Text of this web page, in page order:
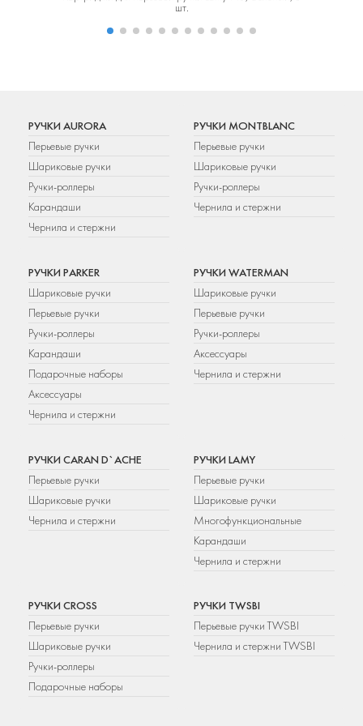
шт.
РУЧКИ AURORA
Перьевые ручки
Шариковые ручки
Ручки-роллеры
Карандаши
Чернила и стержни
РУЧКИ MONTBLANC
Перьевые ручки
Шариковые ручки
Ручки-роллеры
Чернила и стержни
РУЧКИ PARKER
Шариковые ручки
Перьевые ручки
Ручки-роллеры
Карандаши
Подарочные наборы
Аксессуары
Чернила и стержни
РУЧКИ WATERMAN
Шариковые ручки
Перьевые ручки
Ручки-роллеры
Аксессуары
Чернила и стержни
РУЧКИ CARAN D`ACHE
Перьевые ручки
Шариковые ручки
Чернила и стержни
РУЧКИ LAMY
Перьевые ручки
Шариковые ручки
Многофункциональные
Карандаши
Чернила и стержни
РУЧКИ CROSS
Перьевые ручки
Шариковые ручки
Ручки-роллеры
Подарочные наборы
РУЧКИ TWSBI
Перьевые ручки TWSBI
Чернила и стержни TWSBI